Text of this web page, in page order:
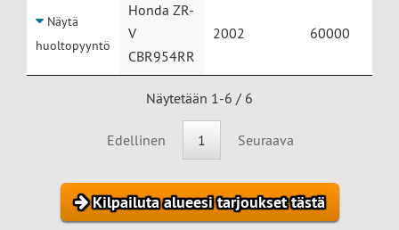
Näytä
huoltopyyntö
Honda ZR-
V
CBR954RR
2002 60000
Näytetään 1-6 / 6
Edellinen 1 Seuraava
Kilpailuta alueesi tarjoukset tästä